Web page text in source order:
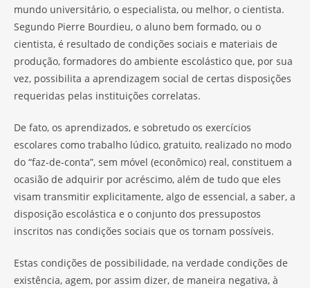
mundo universitário, o especialista, ou melhor, o cientista.
Segundo Pierre Bourdieu, o aluno bem formado, ou o
cientista, é resultado de condições sociais e materiais de
produção, formadores do ambiente escolástico que, por sua
vez, possibilita a aprendizagem social de certas disposições
requeridas pelas instituições correlatas.
De fato, os aprendizados, e sobretudo os exercícios
escolares como trabalho lúdico, gratuito, realizado no modo
do “faz-de-conta”, sem móvel (econômico) real, constituem a
ocasião de adquirir por acréscimo, além de tudo que eles
visam transmitir explicitamente, algo de essencial, a saber, a
disposição escolástica e o conjunto dos pressupostos
inscritos nas condições sociais que os tornam possíveis.
Estas condições de possibilidade, na verdade condições de
existência, agem, por assim dizer, de maneira negativa, à